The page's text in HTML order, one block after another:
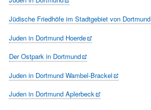
Jüdische Friedhöfe im Stadtgebiet von Dortmund
Juden in Dortmund Hoerde
Der Ostpark in Dortmund
Juden in Dortmund Wambel-Brackel
Juden in Dortmund Aplerbeck